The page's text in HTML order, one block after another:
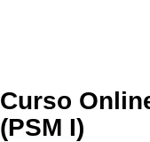
Curso
(PSM I)